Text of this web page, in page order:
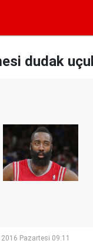
dudak
Pazartesi 09:11